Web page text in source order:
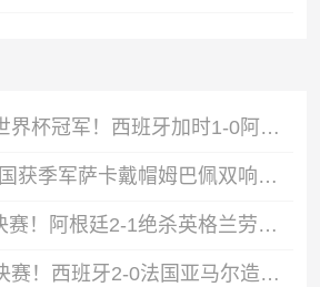
时隔16年夺世界杯冠军！西班牙加时1-0阿根廷费兰制胜恩佐染红
英格兰6-4法国获季军萨卡戴帽姆巴佩双响创纪录奥利塞2助+失良机
连续两届进决赛！阿根廷2-1绝杀英格兰劳塔罗恩佐破门梅西两助攻
时隔16年进决赛！西班牙2-0法国亚马尔造点奥亚萨瓦尔、波罗破门